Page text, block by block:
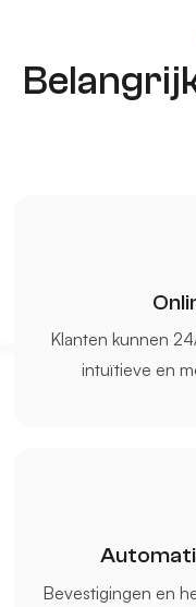
Klanten kunnen
intuïtieve en
Bevestigingen en